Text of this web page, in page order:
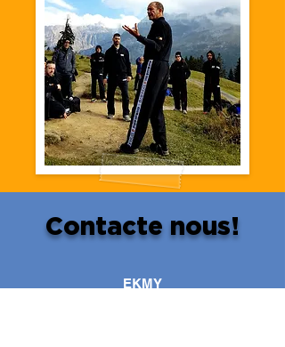
Contacte nous!
EKMY